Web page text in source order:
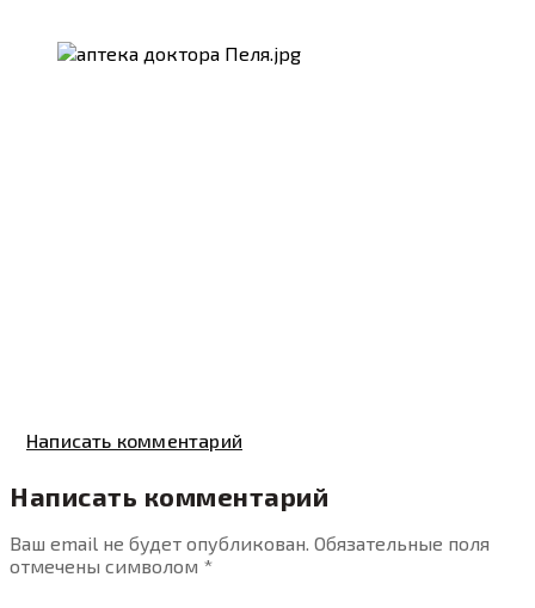
Написать комментарий
Написать комментарий
Ваш email не будет опубликован. Обязательные поля
отмечены символом *